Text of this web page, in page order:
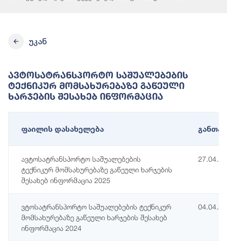
უკან
Ავტოსატრანსპორტო Საშუალებების
Ტექნიკურ Მომსახურებაზე Გაწეული
Ხარჯების Შესახებ Ინფორმაცია
ფაილის დასახელება
ავტოსატრანსპორტო საშუალებების
ტექნიკურ მომსახურებაზე გაწეული ხარჯების
შესახებ ინფორმაცია 2025
ვტოსატრანსპორტო საშუალებების ტექნიკურ
მომსახურებაზე გაწეული ხარჯების შესახებ
ინფორმაცია 2024